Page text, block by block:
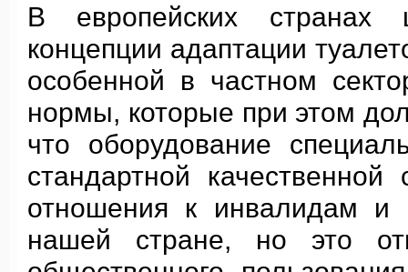
В европейских странах
концепции адаптации
особенной в частном
нормы, которые при этом
что оборудование
стандартной
отношения к инвалидам и
нашей стране, но это